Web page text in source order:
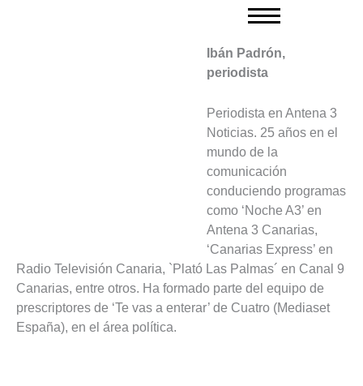
Ibán Padrón,
periodista
Periodista en Antena 3
Noticias. 25 años en el
mundo de la
comunicación
conduciendo programas
como ‘Noche A3’ en
Antena 3 Canarias,
‘Canarias Express’ en
Radio Televisión Canaria, `Plató Las Palmas´ en Canal 9
Canarias, entre otros. Ha formado parte del equipo de
prescriptores de ‘Te vas a enterar’ de Cuatro (Mediaset
España), en el área política.